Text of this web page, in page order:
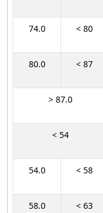
74.0 < 80
80.0 < 87
> 87.0
< 54
54.0 < 58
58.0 < 63